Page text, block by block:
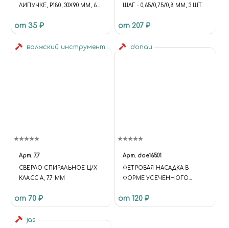
ЛИПУЧКЕ, P180, 30X90 ММ, 6
от 35 ₽
ШАГ - 0,65/0,75/0,8 ММ, 3 ШТ.
от 207 ₽
волжский инструмент
Арт. 7.7
СВЕРЛО СПИРАЛЬНОЕ Ц/Х
КЛАСС А, 7.7 ММ
от 70 ₽
donau
Арт. doe16501
ФЕТРОВАЯ НАСАДКА В
ФОРМЕ УСЕЧЕННОГО
ММ ДЛИНОЙ 18ММ
от 120 ₽
jas